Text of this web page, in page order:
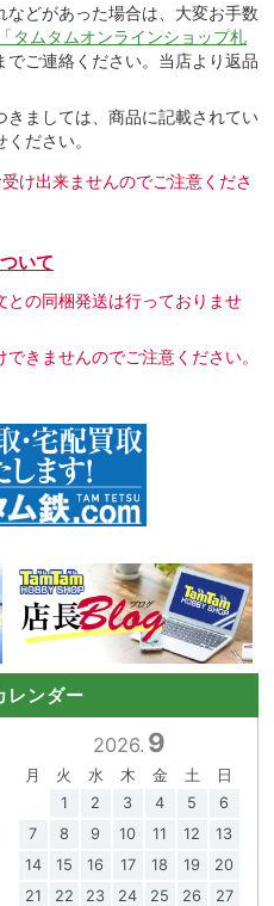
どがあった場合は、大変お手数
「タムタムオンラインショップ札
でご連絡ください。当店より返品
ましては、商品に記載されてい
ださい。
け出来ませんのでご注意くださ
いて
との同梱発送は行っておりませ
きませんのでご注意ください。
レンダー
2026. 9
月 火 水 木 金 土
日
1
2 3 4 5
6
7
8 9 10 11 12
13
14
15 16 17 18 19
20
21
22 23 24 25 26
27